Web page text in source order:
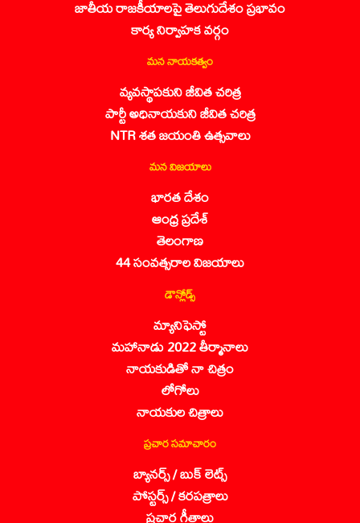
జాతీయ రాజకీయాలపై తెలుగుదేశం ప్రభావం
కార్య నిర్వాహక వర్గం
మన నాయకత్వం
వ్యవస్థాపకుని జీవిత చరిత్ర
పార్టీ అధినాయకుని జీవిత చరిత్ర
NTR శత జయంతి ఉత్సవాలు
మన విజయాలు
భారత దేశం
ఆంధ్ర ప్రదేశ్
తెలంగాణ
44 సంవత్సరాల విజయాలు
డౌన్లోడ్స్
మ్యానిఫెస్టో
మహానాడు 2022 తీర్మానాలు
నాయకుడితో నా చిత్రం
లోగోలు
నాయకుల చిత్రాలు
ప్రచార సమాచారం
బ్యానర్స్ / బుక్ లెట్స్
పోస్టర్స్ / కరపత్రాలు
ప్రచార గీతాలు